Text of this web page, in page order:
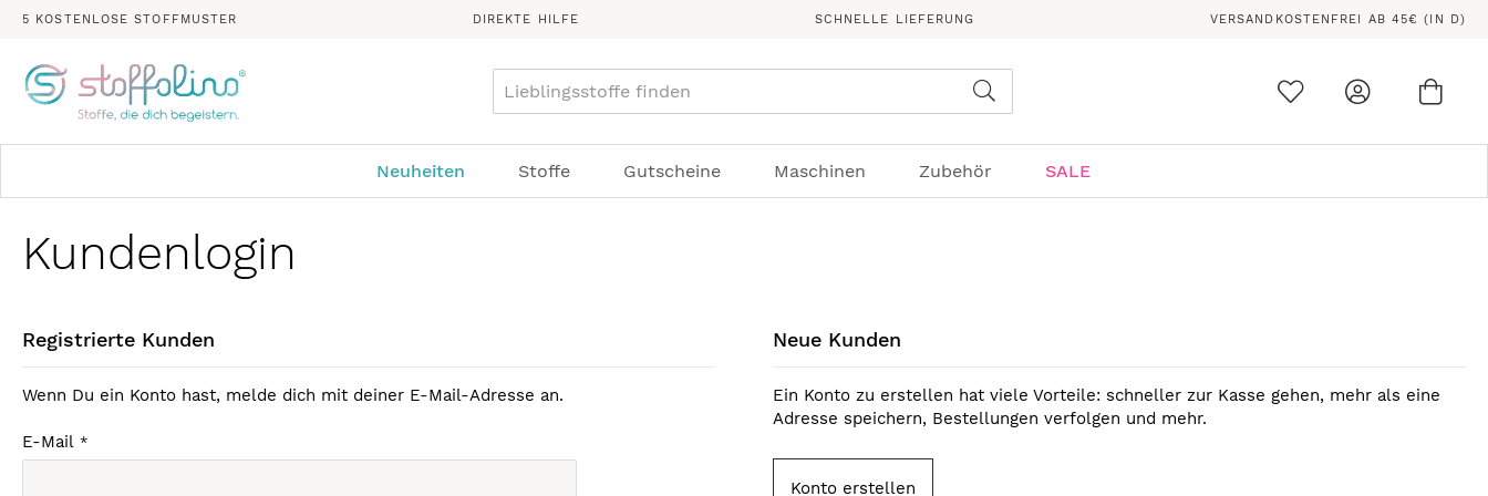
5 KOSTENLOSE STOFFMUSTER DIREKTE HILFE SCHNELLE LIEFERUNG VERSANDKOSTENFREI AB 45€ (IN D)
Suche
Neuheiten Stoffe Gutscheine Maschinen Zubehör SALE
Kundenlogin
Registrierte Kunden
Wenn Du ein Konto hast, melde dich mit deiner E-Mail-Adresse an.
E-Mail
Neue Kunden
Ein Konto zu erstellen hat viele Vorteile: schneller zur Kasse gehen, mehr als eine
Adresse speichern, Bestellungen verfolgen und mehr.
Konto erstellen